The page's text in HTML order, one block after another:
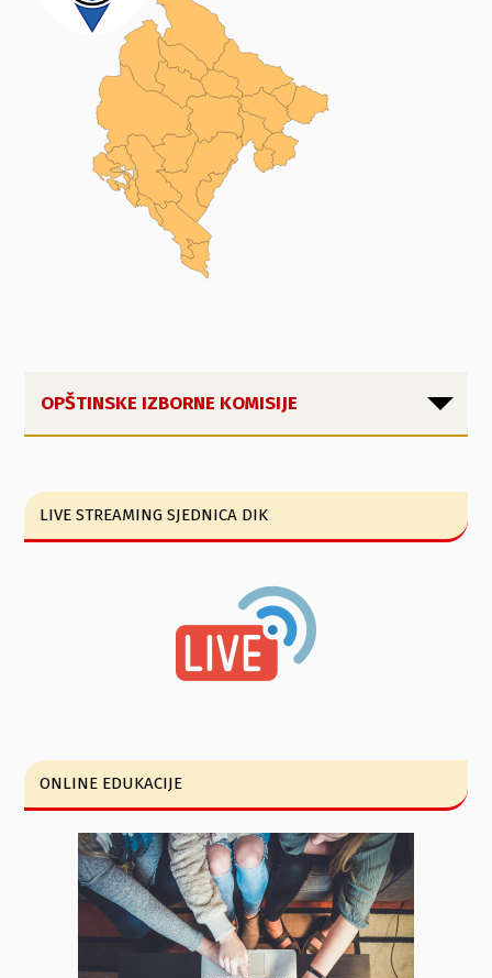
OPŠTINSKE IZBORNE KOMISIJE
LIVE STREAMING SJEDNICA DIK
ONLINE EDUKACIJE